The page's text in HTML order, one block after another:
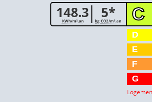
148.3
KWh/m².an 5*
kg CO2/m².an C
D
E
F
G